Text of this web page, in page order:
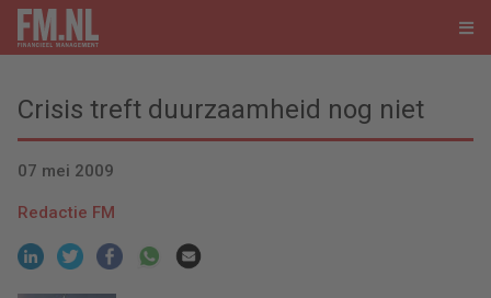
Crisis treft duurzaamheid nog niet
07 mei 2009
Redactie FM